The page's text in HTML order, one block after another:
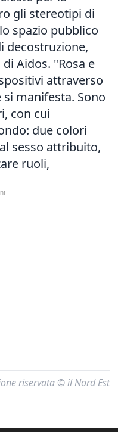
gli stereotipi di
spazio pubblico
decostruzione,
Aidos. "Rosa e
attraverso
manifesta. Sono
con cui
due colori
sesso attribuito,
ruoli,
riservata © il Nord Est